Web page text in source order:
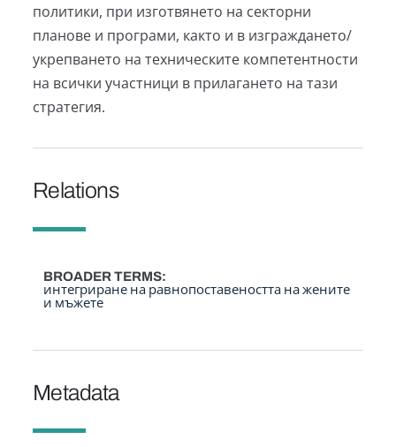
политики, при изготвянето на секторни
планове и програми, както и в изграждането/
укрепването на техническите компетентности
на всички участници в прилагането на тази
стратегия.
Relations
BROADER TERMS
интегриране на равнопоставеността на жените
и мъжете
Metadata